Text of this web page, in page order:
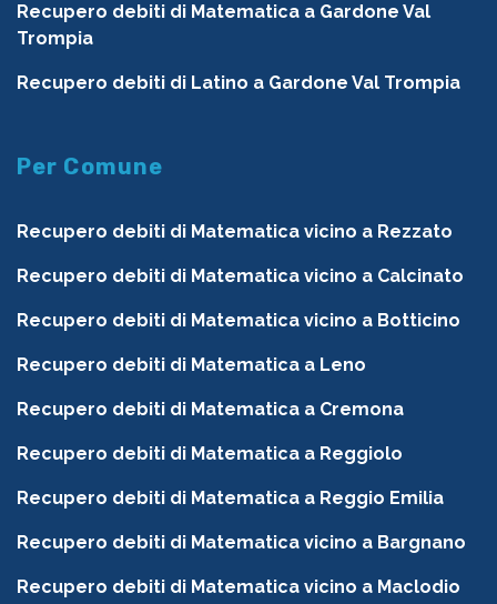
Recupero debiti di Matematica a Gardone Val
Trompia
Recupero debiti di Latino a Gardone Val Trompia
Per Comune
Recupero debiti di Matematica vicino a Rezzato
Recupero debiti di Matematica vicino a Calcinato
Recupero debiti di Matematica vicino a Botticino
Recupero debiti di Matematica a Leno
Recupero debiti di Matematica a Cremona
Recupero debiti di Matematica a Reggiolo
Recupero debiti di Matematica a Reggio Emilia
Recupero debiti di Matematica vicino a Bargnano
Recupero debiti di Matematica vicino a Maclodio